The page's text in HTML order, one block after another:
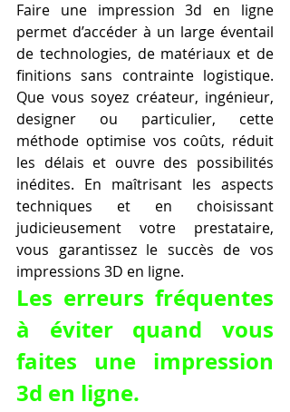
Faire une impression 3d en ligne
permet d’accéder à un large éventail
de technologies, de matériaux et de
finitions sans contrainte logistique.
Que vous soyez créateur, ingénieur,
designer ou particulier, cette
méthode optimise vos coûts, réduit
les délais et ouvre des possibilités
inédites. En maîtrisant les aspects
techniques et en choisissant
judicieusement votre prestataire,
vous garantissez le succès de vos
impressions 3D en ligne.
Les erreurs fréquentes
à éviter quand vous
faites une impression
3d en ligne.